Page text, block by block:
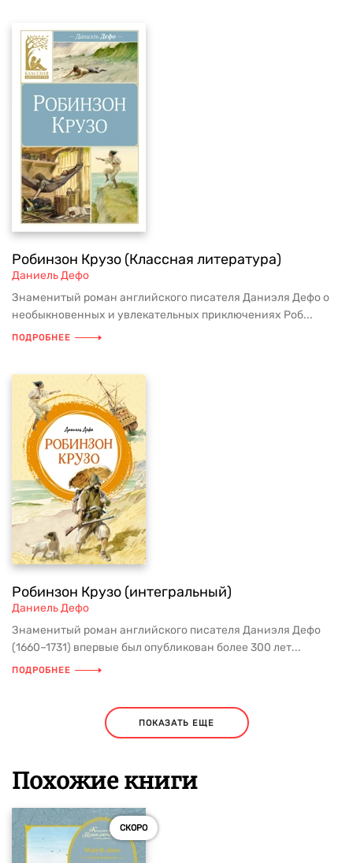
Робинзон Крузо (Классная литература)
Даниель Дефо
Знаменитый роман английского писателя Даниэля Дефо о
необыкновенных и увлекательных приключениях Роб...
ПОДРОБНЕЕ
Робинзон Крузо (интегральный)
Даниель Дефо
Знаменитый роман английского писателя Даниэля Дефо
(1660–1731) впервые был опубликован более 300 лет...
ПОДРОБНЕЕ
ПОКАЗАТЬ ЕЩЕ
Похожие книги
СКОРО